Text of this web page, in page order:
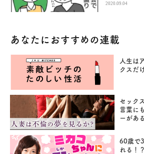
2020.09.04
あなたにおすすめの連載
人生は
クスだ
セック
言葉に
ーがある
60歳で
れる！